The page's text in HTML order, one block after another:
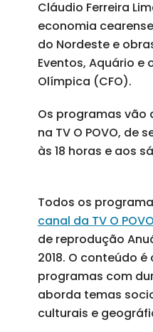
Cláudio Ferreira
economia
do Nordeste e
Eventos, Aquário e
Olímpica (CFO).
Os programas vão
na TV O POVO, de
às 18 horas e aos
Todos os
canal da TV O
de reprodução
2018. O conteúdo
programas com
aborda temas
culturais e